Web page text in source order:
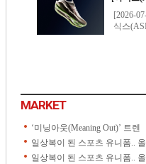
MARKET
‘미닝아웃(Meaning Out)’ 트렌
일상복이 된 스포츠 유니폼.. 올
일상복이 된 스포츠 유니폼.. 올